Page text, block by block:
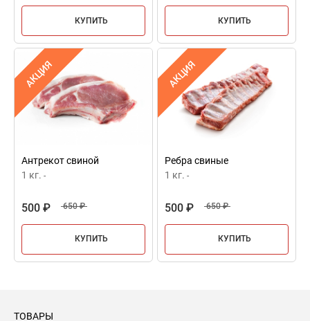
КУПИТЬ КУПИТЬ
АКЦИЯ
Антрекот свиной
1 кг. -
500 ₽ 650 ₽
КУПИТЬ
АКЦИЯ
Ребра свиные
1 кг. -
500 ₽ 650 ₽
КУПИТЬ
ТОВАРЫ